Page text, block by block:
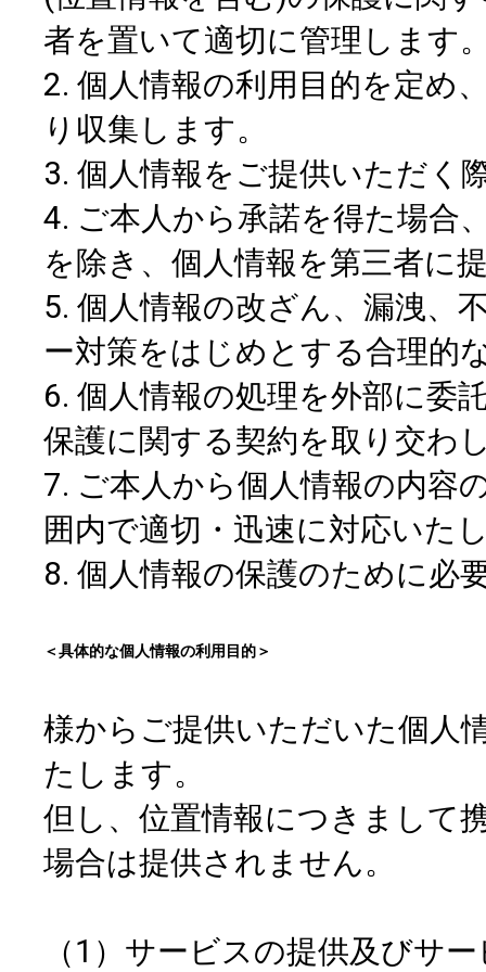
者を置いて適切に管理します
2. 個人情報の利用目的を定め
り収集します。
3. 個人情報をご提供いただく
4. ご本人から承諾を得た場合
を除き、個人情報を第三者に
5. 個人情報の改ざん、漏洩、
ー対策をはじめとする合理的
6. 個人情報の処理を外部に委
保護に関する契約を取り交わ
7. ご本人から個人情報の内容
囲内で適切・迅速に対応いた
8. 個人情報の保護のために必
＜具体的な個人情報の利用目的＞
様からご提供いただいた個人
たします。
但し、位置情報につきまして
場合は提供されません。
（1）サービスの提供及びサ